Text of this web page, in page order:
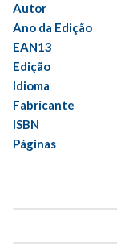
Autor
Ano da Edição
EAN13
Edição
Idioma
Fabricante
ISBN
Páginas